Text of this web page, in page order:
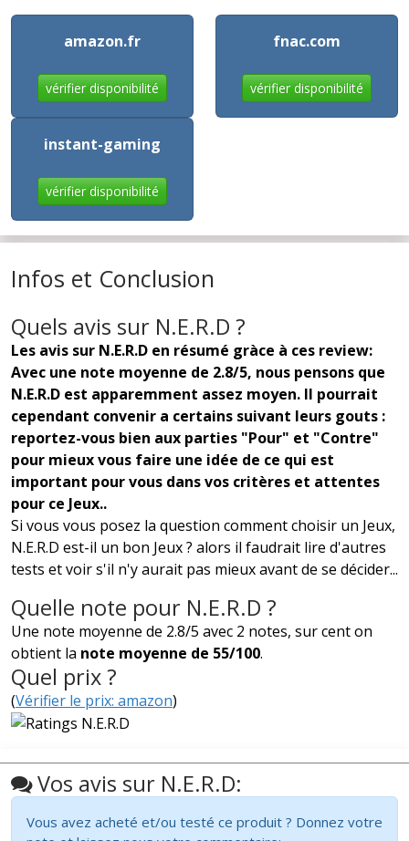
amazon.fr
vérifier disponibilité
fnac.com
vérifier disponibilité
instant-gaming
vérifier disponibilité
Infos et Conclusion
Quels avis sur N.E.R.D ?
Les avis sur N.E.R.D en résumé gràce à ces review:
Avec une note moyenne de 2.8/5, nous pensons que
N.E.R.D est apparemment assez moyen. Il pourrait
cependant convenir a certains suivant leurs gouts :
reportez-vous bien aux parties "Pour" et "Contre"
pour mieux vous faire une idée de ce qui est
important pour vous dans vos critères et attentes
pour ce Jeux..
Si vous vous posez la question comment choisir un Jeux,
N.E.R.D est-il un bon Jeux ? alors il faudrait lire d'autres
tests et voir s'il n'y aurait pas mieux avant de se décider...
Quelle note pour N.E.R.D ?
Une note moyenne de 2.8/5 avec 2 notes, sur cent on
obtient la note moyenne de 55/100.
Quel prix ?
(Vérifier le prix: amazon)
Vos avis sur N.E.R.D:
Vous avez acheté et/ou testé ce produit ? Donnez votre